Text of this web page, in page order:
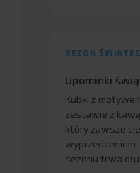
SEZON
Upominki
Kubki z
zestawie z
który zawsze
wyprzedzeniem
sezonu trwa